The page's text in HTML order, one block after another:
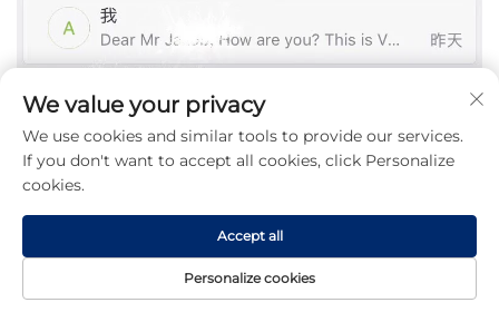
We value your privacy
We use cookies and similar tools to provide our services.
If you don't want to accept all cookies, click Personalize
cookies.
Personalize cookies
Accept all